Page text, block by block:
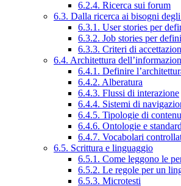
6.2.4. Ricerca sui forum
6.3. Dalla ricerca ai bisogni
6.3.1. User stories per
6.3.2. Job stories per
6.3.3. Criteri di
6.4. Architettura
6.4.1. Definire
6.4.2. Alberatura
6.4.3. Flussi di interazione
6.4.4. Sistemi di
6.4.5. Tipologie di
6.4.6. Ontologie e standard
6.4.7. Vocabolari
6.5. Scrittura e linguaggio
6.5.1. Come leggono le
6.5.2. Le regole per un
6.5.3. Microtesti